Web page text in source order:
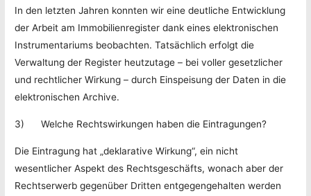
In den letzten Jahren konnten wir eine deutliche Entwicklung
der Arbeit am Immobilienregister dank eines elektronischen
Instrumentariums beobachten. Tatsächlich erfolgt die
Verwaltung der Register heutzutage – bei voller gesetzlicher
und rechtlicher Wirkung – durch Einspeisung der Daten in die
elektronischen Archive.
3) Welche Rechtswirkungen haben die Eintragungen?
Die Eintragung hat „deklarative Wirkung“, ein nicht
wesentlicher Aspekt des Rechtsgeschäfts, wonach aber der
Rechtserwerb gegenüber Dritten entgegengehalten werden